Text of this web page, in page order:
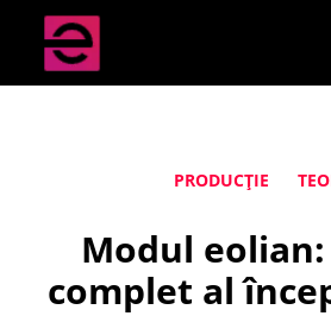
PRODUCȚIE
Modul
complet al